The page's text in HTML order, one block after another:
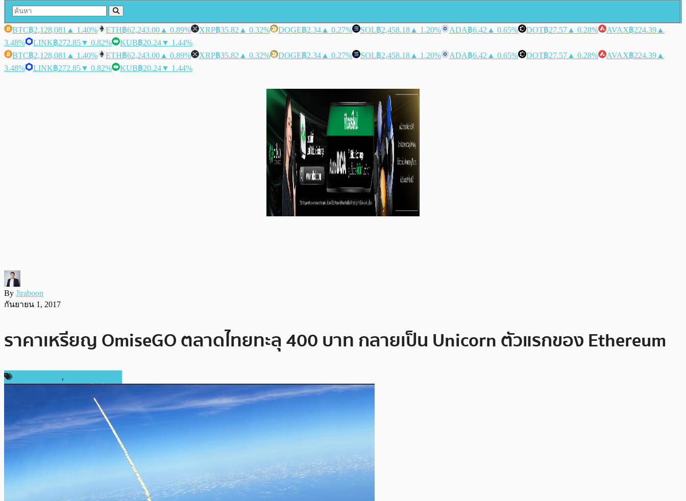
BTC฿2,128,081 ▲ 1.40% ETH฿62,243.00 ▲ 0.89% XRP฿35.82 ▲ 0.32% DOGE฿2.34 ▲ 0.27% SOL฿2,458.18 ▲ 1.20% ADA฿6.42 ▲ 0.65% DOT฿27.57 ▲ 0.28% AVAX฿224.39 ▲
3.48%
LINK฿272.85▼ 0.82% KUB฿20.24▼ 1.44%
BTC฿2,128,081 ▲ 1.40% ETH฿62,243.00 ▲ 0.89% XRP฿35.82 ▲ 0.32% DOGE฿2.34 ▲ 0.27% SOL฿2,458.18 ▲ 1.20% ADA฿6.42 ▲ 0.65% DOT฿27.57 ▲ 0.28% AVAX฿224.39 ▲
3.48%
LINK฿272.85▼ 0.82% KUB฿20.24▼ 1.44%
By Jiraboon
กันยายน 1, 2017
ราคาเหรียญ OmiseGO ตลาดไทยทะลุ 400 บาท กลายเป็น Unicorn ตัวแรกของ Ethereum
,